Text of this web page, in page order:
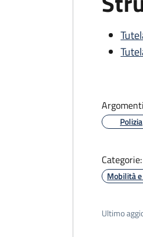
Polizia
Categorie:
Mobilità
Ultimo